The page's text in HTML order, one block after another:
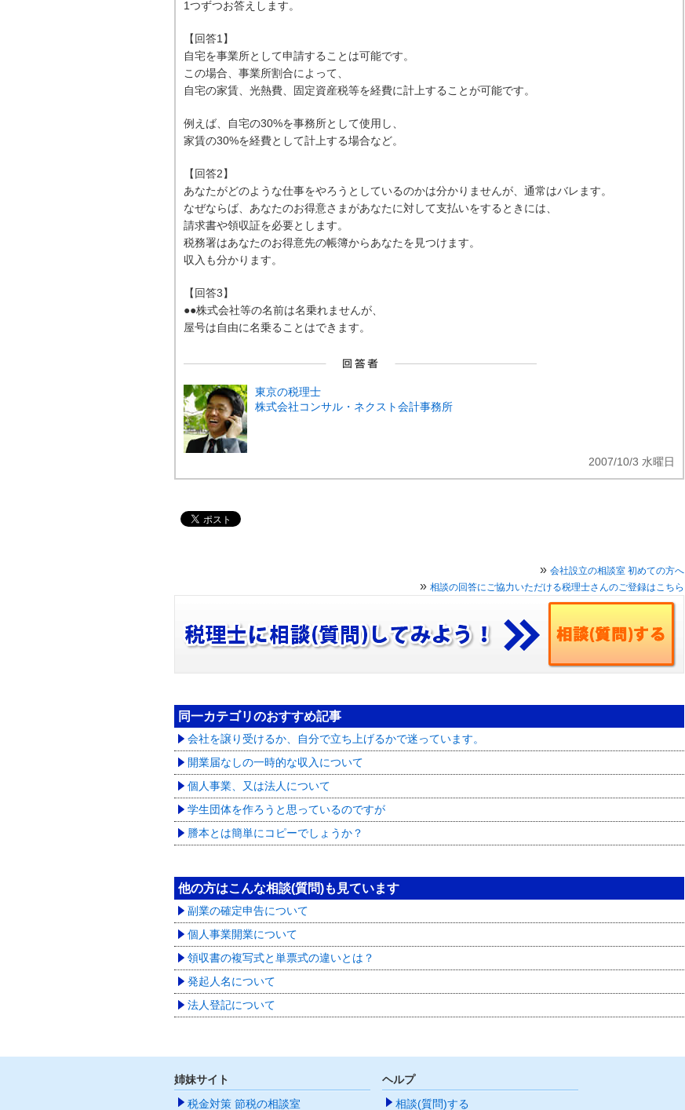
1つずつお答えします。
【回答1】
自宅を事業所として申請することは可能です。
この場合、事業所割合によって、
自宅の家賃、光熱費、固定資産税等を経費に計上することが可能です。
例えば、自宅の30%を事務所として使用し、
家賃の30%を経費として計上する場合など。
【回答2】
あなたがどのような仕事をやろうとしているのかは分かりませんが、通常はバレます。
なぜならば、あなたのお得意さまがあなたに対して支払いをするときには、
請求書や領収証を必要とします。
税務署はあなたのお得意先の帳簿からあなたを見つけます。
収入も分かります。
【回答3】
●●株式会社等の名前は名乗れませんが、
屋号は自由に名乗ることはできます。
東京の税理士
株式会社コンサル・ネクスト会計事務所
2007/10/3 水曜日
» 会社設立の相談室 初めての方へ
» 相談の回答にご協力いただける税理士さんのご登録はこちら
同一カテゴリのおすすめ記事
会社を譲り受けるか、自分で立ち上げるかで迷っています。
開業届なしの一時的な収入について
個人事業、又は法人について
学生団体を作ろうと思っているのですが
謄本とは簡単にコピーでしょうか？
他の方はこんな相談(質問)も見ています
副業の確定申告について
個人事業開業について
領収書の複写式と単票式の違いとは？
発起人名について
法人登記について
姉妹サイト
税金対策 節税の相談室
ヘルプ
相談(質問)する